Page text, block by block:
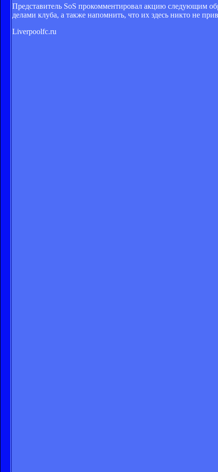
Представитель SoS прокомментировал акцию следующим
делами клуба, а также напомнить, что их здесь никто не
Liverpoolfc.ru